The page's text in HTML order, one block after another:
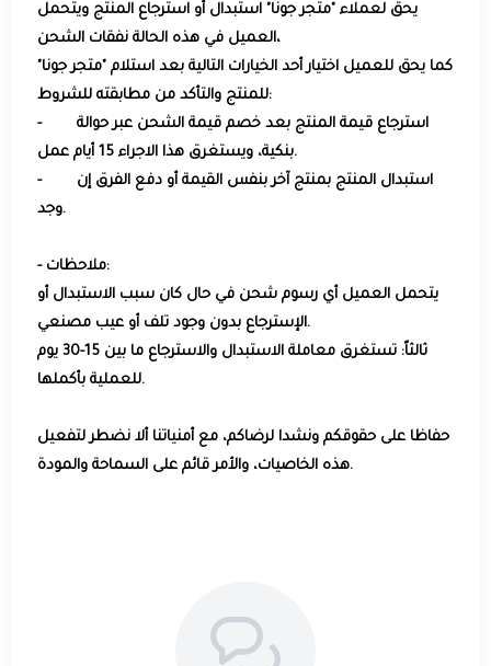
يحق لعملاء "متجر جونا" استبدال أو استرجاع المنتج ويتحمل
العميل في هذه الحالة نفقات الشحن،
كما يحق للعميل اختيار أحد الخيارات التالية بعد استلام "متجر جونا"
للمنتج والتأكد من مطابقته للشروط:
- استرجاع قيمة المنتج بعد خصم قيمة الشحن عبر حوالة
بنكية، ويستغرق هذا الاجراء 15 أيام عمل.
- استبدال المنتج بمنتج آخر بنفس القيمة أو دفع الفرق إن
وجد.
- ملاحظات:
يتحمل العميل أي رسوم شحن في حال كان سبب الاستبدال أو
الإسترجاع بدون وجود تلف أو عيب مصنعي.
ثالثاً: تستغرق معاملة الاستبدال والاسترجاع ما بين 15-30 يوم
للعملية بأكملها.
حفاظا على حقوقكم ونشدا لرضاكم، مع أمنياتنا ألا نضطر لتفعيل
هذه الخاصيات، والأمر قائم على السماحة والمودة.